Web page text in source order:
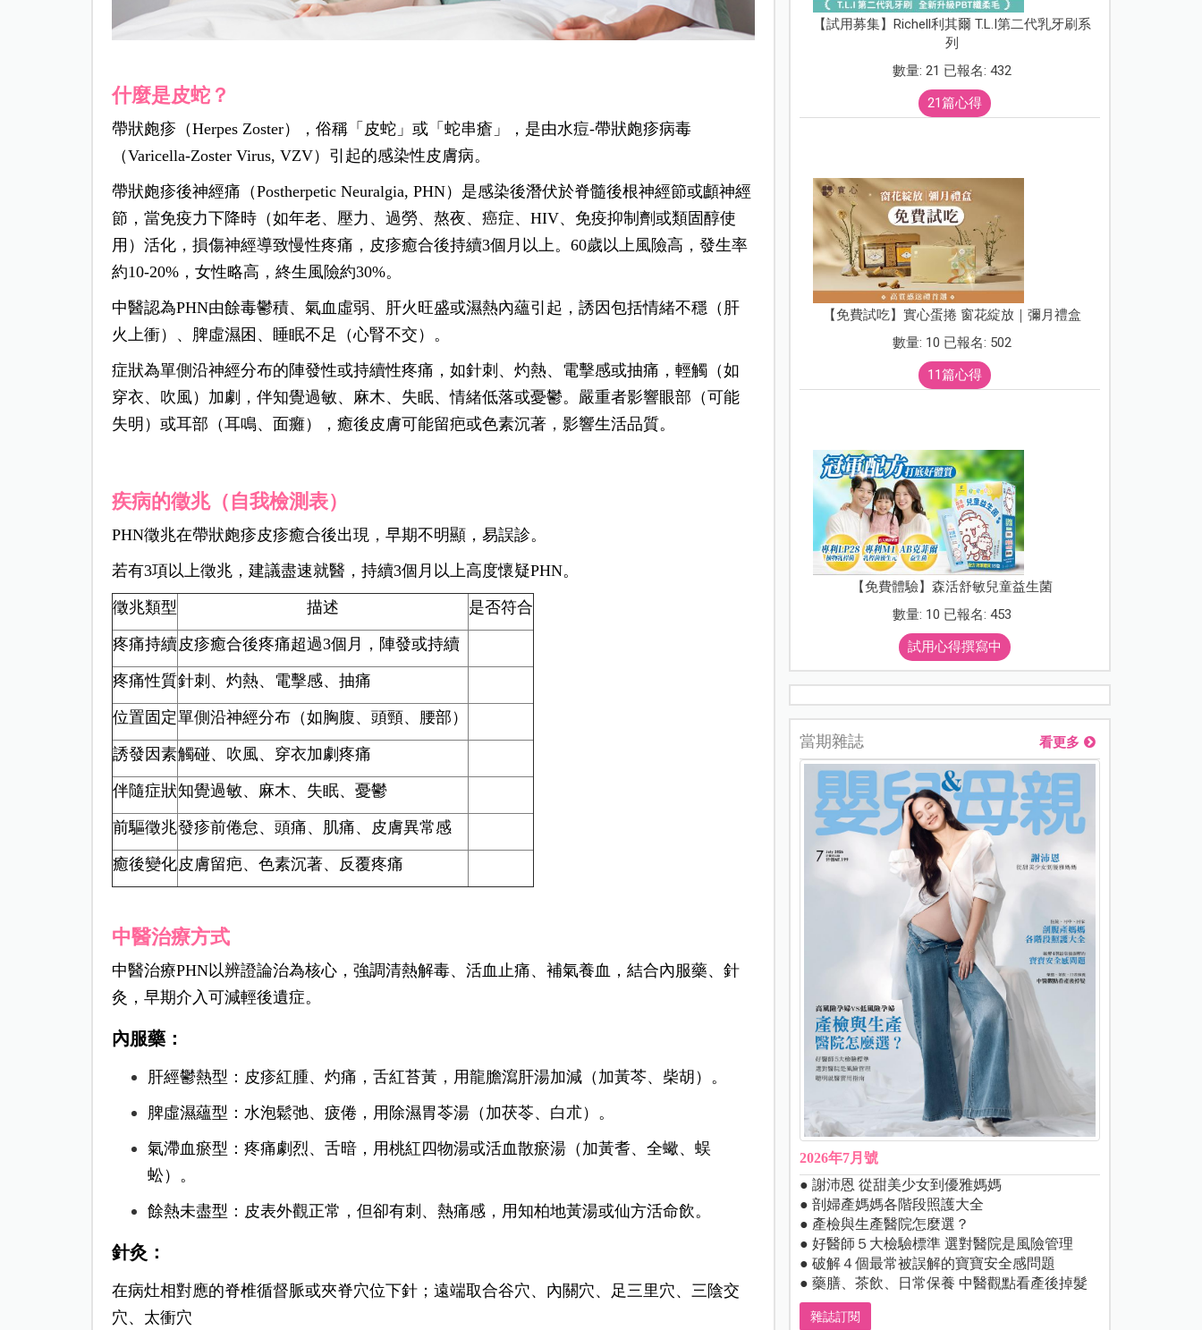
什麼是皮蛇？
帶狀皰疹（Herpes Zoster），俗稱「皮蛇」或「蛇串瘡」，是由水痘-帶狀皰疹病毒
（Varicella-Zoster Virus, VZV）引起的感染性皮膚病。
帶狀皰疹後神經痛（Postherpetic Neuralgia, PHN）是感染後潛伏於脊髓後根神經節或顱神經
節，當免疫力下降時（如年老、壓力、過勞、熬夜、癌症、HIV、免疫抑制劑或類固醇使
用）活化，損傷神經導致慢性疼痛，皮疹癒合後持續3個月以上。60歲以上風險高，發生率
約10-20%，女性略高，終生風險約30%。
中醫認為PHN由餘毒鬱積、氣血虛弱、肝火旺盛或濕熱內蘊引起，誘因包括情緒不穩（肝
火上衝）、脾虛濕困、睡眠不足（心腎不交）。
症狀為單側沿神經分布的陣發性或持續性疼痛，如針刺、灼熱、電擊感或抽痛，輕觸（如
穿衣、吹風）加劇，伴知覺過敏、麻木、失眠、情緒低落或憂鬱。嚴重者影響眼部（可能
失明）或耳部（耳鳴、面癱），癒後皮膚可能留疤或色素沉著，影響生活品質。
疾病的徵兆（自我檢測表）
PHN徵兆在帶狀皰疹皮疹癒合後出現，早期不明顯，易誤診。
若有3項以上徵兆，建議盡速就醫，持續3個月以上高度懷疑PHN。
徵兆類型 描述 是否符合
疼痛持續皮疹癒合後疼痛超過3個月，陣發或持續
疼痛性質針刺、灼熱、電擊感、抽痛
位置固定單側沿神經分布（如胸腹、頭頸、腰部）
誘發因素觸碰、吹風、穿衣加劇疼痛
伴隨症狀知覺過敏、麻木、失眠、憂鬱
前驅徵兆發疹前倦怠、頭痛、肌痛、皮膚異常感
癒後變化皮膚留疤、色素沉著、反覆疼痛
中醫治療方式
中醫治療PHN以辨證論治為核心，強調清熱解毒、活血止痛、補氣養血，結合內服藥、針
灸，早期介入可減輕後遺症。
內服藥：
肝經鬱熱型：皮疹紅腫、灼痛，舌紅苔黃，用龍膽瀉肝湯加減（加黃芩、柴胡）。
脾虛濕蘊型：水泡鬆弛、疲倦，用除濕胃苓湯（加茯苓、白朮）。
氣滯血瘀型：疼痛劇烈、舌暗，用桃紅四物湯或活血散瘀湯（加黃耆、全蠍、蜈
蚣）。
餘熱未盡型：皮表外觀正常，但卻有刺、熱痛感，用知柏地黃湯或仙方活命飲。
針灸：
在病灶相對應的脊椎循督脈或夾脊穴位下針；遠端取合谷穴、內關穴、足三里穴、三陰交
穴、太衝穴
【試用募集】Richell利其爾 T.L.I第二代乳牙刷系
列
數量: 21 已報名: 432
21篇心得
【免費試吃】實心蛋捲 窗花綻放｜彌月禮盒
數量: 10 已報名: 502
11篇心得
【免費體驗】森活舒敏兒童益生菌
數量: 10 已報名: 453
試用心得撰寫中
當期雜誌 看更多
2026年7月號
● 謝沛恩 從甜美少女到優雅媽媽
● 剖婦產媽媽各階段照護大全
● 產檢與生產醫院怎麼選？
● 好醫師５大檢驗標準 選對醫院是風險管理
● 破解４個最常被誤解的寶寶安全感問題
● 藥膳、茶飲、日常保養 中醫觀點看產後掉髮
雜誌訂閱